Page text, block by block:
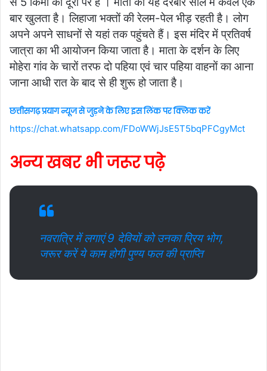
बार खुलता है। लिहाजा भक्तों की रेलम-पेल भीड़ रहती है। लोग
अपने अपने साधनों से यहां तक पहुंचते हैं। इस मंदिर में प्रतिवर्ष
जात्रा का भी आयोजन किया जाता है। माता के दर्शन के लिए
मोहेरा गांव के चारों तरफ दो पहिया एवं चार पहिया वाहनों का आना
जाना आधी रात के बाद से ही शुरू हो जाता है।
छत्तीसगढ़ प्रयाग न्यूज से जुड़ने के लिए इस लिंक पर क्लिक करें
https://chat.whatsapp.com/FDoWWjJsE5T5bqPFCgyMct
अन्य खबर भी जरूर पढ़े
नवरात्रि में लगाएं 9 देवियों को उनका प्रिय भोग,
जरूर करें ये काम होगी पुण्य फल की प्राप्ति